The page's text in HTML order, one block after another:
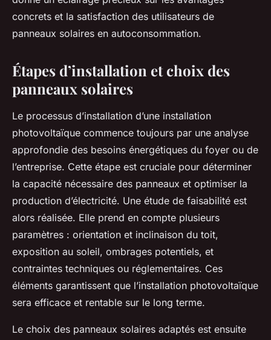
concrets et la satisfaction des utilisateurs de
panneaux solaires en autoconsommation.
Étapes d’installation et choix des
panneaux solaires
Le processus d’installation d’une installation
photovoltaïque commence toujours par une analyse
approfondie des besoins énergétiques du foyer ou de
l’entreprise. Cette étape est cruciale pour déterminer
la capacité nécessaire des panneaux et optimiser la
production d’électricité. Une étude de faisabilité est
alors réalisée. Elle prend en compte plusieurs
paramètres : orientation et inclinaison du toit,
exposition au soleil, ombrages potentiels, et
contraintes techniques ou réglementaires. Ces
éléments garantissent que l’installation photovoltaïque
sera efficace et rentable sur le long terme.
Le choix des panneaux solaires adaptés est ensuite